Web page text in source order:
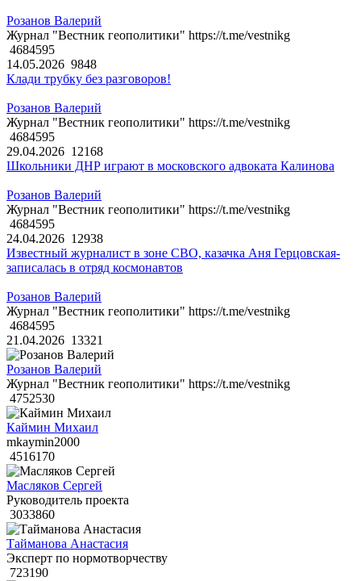
Розанов Валерий
Журнал "Вестник геополитики" https://t.me/vestnikg
4684595
14.05.2026 9848
Клади трубку без разговоров!
Розанов Валерий
Журнал "Вестник геополитики" https://t.me/vestnikg
4684595
29.04.2026 12168
Школьники ДНР играют в московского адвоката Калинова
Розанов Валерий
Журнал "Вестник геополитики" https://t.me/vestnikg
4684595
24.04.2026 12938
Известный журналист в зоне СВО, казачка Аня Герцовская-
записалась в отряд космонавтов
Розанов Валерий
Журнал "Вестник геополитики" https://t.me/vestnikg
4684595
21.04.2026 13321
Розанов Валерий
Журнал "Вестник геополитики" https://t.me/vestnikg
4752530
Каймин Михаил
mkaymin2000
4516170
Масляков Сергей
Руководитель проекта
3033860
Тайманова Анастасия
Эксперт по нормотворчеству
723190